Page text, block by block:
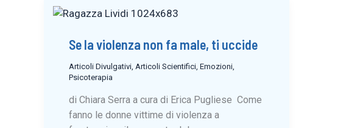
Se la violenza non fa male, ti uccide
Articoli Divulgativi, Articoli Scientifici, Emozioni,
Psicoterapia
di Chiara Serra a cura di Erica Pugliese Come
fanno le donne vittime di violenza a